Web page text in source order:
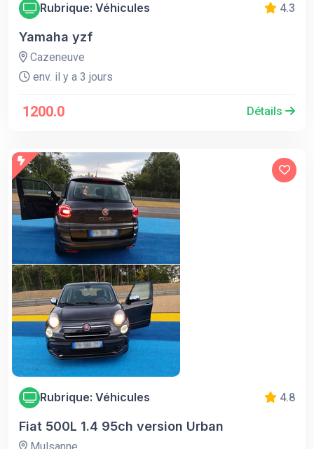
Rubrique: Véhicules 4.3
Yamaha yzf
Cazeneuve
env. il y a 3 jours
1200.0 Détails
Rubrique: Véhicules 4.8
Fiat 500L 1.4 95ch version Urban